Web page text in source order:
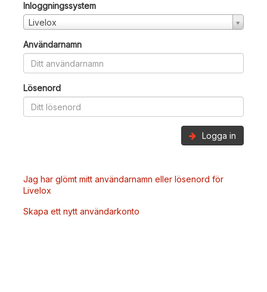
Inloggningssystem
Livelox
Användarnamn
Lösenord
Logga in
Jag har glömt mitt användarnamn eller lösenord för
Livelox
Skapa ett nytt användarkonto